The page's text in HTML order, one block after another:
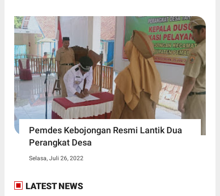
Pemdes Kebojongan Resmi Lantik Dua
Perangkat Desa
Selasa, Juli 26, 2022
LATEST NEWS